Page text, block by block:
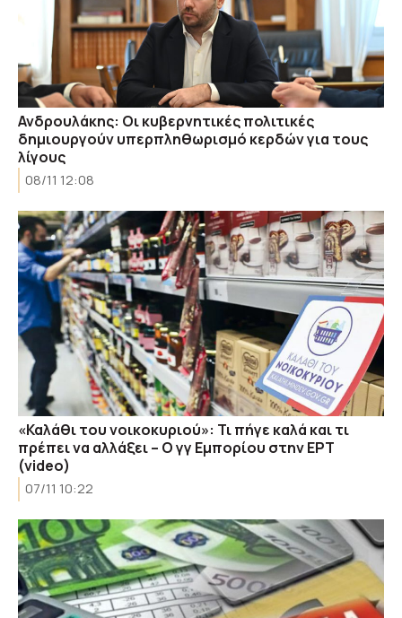
Ανδρουλάκης: Οι κυβερνητικές πολιτικές
δημιουργούν υπερπληθωρισμό κερδών για τους
λίγους
08/11 12:08
«Καλάθι του νοικοκυριού»: Τι πήγε καλά και τι
πρέπει να αλλάξει – Ο γγ Εμπορίου στην ΕΡΤ
(video)
07/11 10:22